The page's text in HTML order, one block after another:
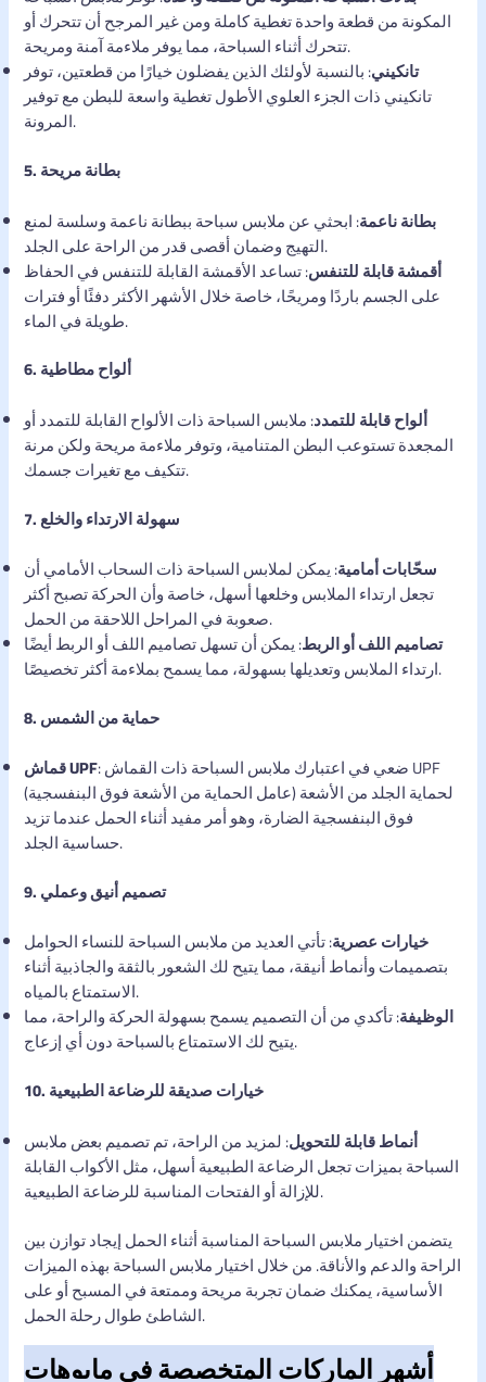
المكونة من قطعة واحدة تغطية كاملة ومن غير المرجح أن تتحرك أو
تتحرك أثناء السباحة، مما يوفر ملاءمة آمنة ومريحة.
تانكيني: بالنسبة لأولئك الذين يفضلون خيارًا من قطعتين، توفر
تانكيني ذات الجزء العلوي الأطول تغطية واسعة للبطن مع توفير
المرونة.
5. بطانة مريحة
بطانة ناعمة: ابحثي عن ملابس سباحة ببطانة ناعمة وسلسة لمنع
التهيج وضمان أقصى قدر من الراحة على الجلد.
أقمشة قابلة للتنفس: تساعد الأقمشة القابلة للتنفس في الحفاظ
على الجسم باردًا ومريحًا، خاصة خلال الأشهر الأكثر دفئًا أو فترات
طويلة في الماء.
6. ألواح مطاطية
ألواح قابلة للتمدد: ملابس السباحة ذات الألواح القابلة للتمدد أو
المجعدة تستوعب البطن المتنامية، وتوفر ملاءمة مريحة ولكن مرنة
تتكيف مع تغيرات جسمك.
7. سهولة الارتداء والخلع
سحّابات أمامية: يمكن لملابس السباحة ذات السحاب الأمامي أن
تجعل ارتداء الملابس وخلعها أسهل، خاصة وأن الحركة تصبح أكثر
صعوبة في المراحل اللاحقة من الحمل.
تصاميم اللف أو الربط: يمكن أن تسهل تصاميم اللف أو الربط أيضًا
ارتداء الملابس وتعديلها بسهولة، مما يسمح بملاءمة أكثر تخصيصًا.
8. حماية من الشمس
قماش UPF: ضعي في اعتبارك ملابس السباحة ذات القماش UPF
(عامل الحماية من الأشعة فوق البنفسجية) لحماية الجلد من الأشعة
فوق البنفسجية الضارة، وهو أمر مفيد أثناء الحمل عندما تزيد
حساسية الجلد.
9. تصميم أنيق وعملي
خيارات عصرية: تأتي العديد من ملابس السباحة للنساء الحوامل
بتصميمات وأنماط أنيقة، مما يتيح لك الشعور بالثقة والجاذبية أثناء
الاستمتاع بالمياه.
الوظيفة: تأكدي من أن التصميم يسمح بسهولة الحركة والراحة، مما
يتيح لك الاستمتاع بالسباحة دون أي إزعاج.
10. خيارات صديقة للرضاعة الطبيعية
أنماط قابلة للتحويل: لمزيد من الراحة، تم تصميم بعض ملابس
السباحة بميزات تجعل الرضاعة الطبيعية أسهل، مثل الأكواب القابلة
للإزالة أو الفتحات المناسبة للرضاعة الطبيعية.
يتضمن اختيار ملابس السباحة المناسبة أثناء الحمل إيجاد توازن بين
الراحة والدعم والأناقة. من خلال اختيار ملابس السباحة بهذه الميزات
الأساسية، يمكنك ضمان تجربة مريحة وممتعة في المسبح أو على
الشاطئ طوال رحلة الحمل.
أشهر الماركات المتخصصة في مايوهات